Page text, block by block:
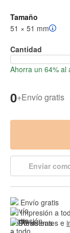
Tamaño
51 × 51 mm
Cantidad
Ahorra un 64% al
0+Envío gratis
Enviar
Envío gratis
Impresión a
Resistentes e